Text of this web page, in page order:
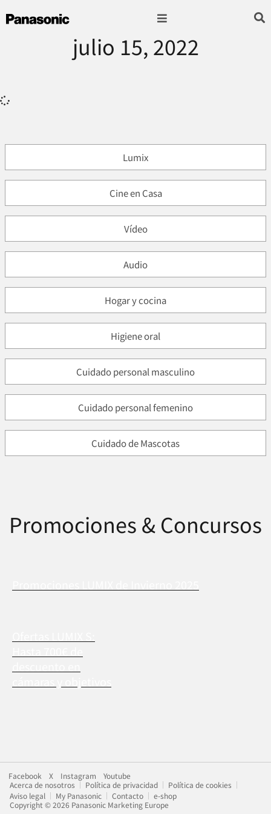
julio 15, 2022
Lumix
Cine en Casa
Vídeo
Audio
Hogar y cocina
Higiene oral
Cuidado personal masculino
Cuidado personal femenino
Cuidado de Mascotas
Promociones & Concursos
Facebook X Instagram
Youtube
Acerca de nosotros
Política de privacidad
Política de cookies
Aviso legal
My Panasonic Contacto
e-shop
Copyright © 2026 Panasonic Marketing Europe